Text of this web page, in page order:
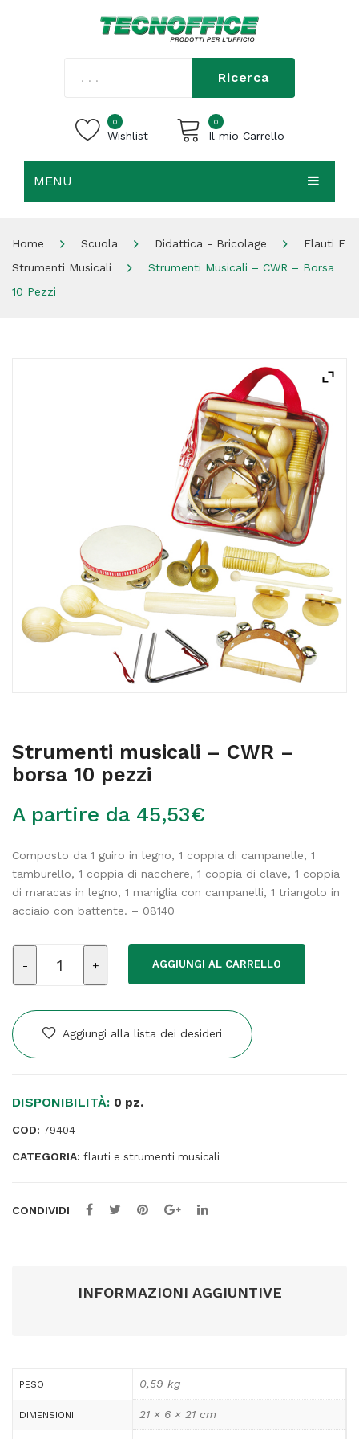
Ricerca
0
Wishlist
0
Il mio Carrello
MENU
SHOP
Home Scuola Didattica - Bricolage
Flauti E
Strumenti Musicali
Strumenti Musicali – CWR – Borsa
10 Pezzi
Strumenti musicali – CWR –
borsa 10 pezzi
A partire da 45,53€
Composto da 1 guiro in legno, 1 coppia di campanelle, 1
tamburello, 1 coppia di nacchere, 1 coppia di clave, 1 coppia
di maracas in legno, 1 maniglia con campanelli, 1 triangolo in
acciaio con battente. – 08140
musicali
CWR
quantità
AGGIUNGI AL CARRELLO
Aggiungi alla lista dei desideri
DISPONIBILITÀ: 0 pz.
COD: 79404
CATEGORIA: flauti e strumenti musicali
CONDIVIDI
INFORMAZIONI AGGIUNTIVE
PESO 0,59 kg
DIMENSIONI 21 × 6 × 21 cm